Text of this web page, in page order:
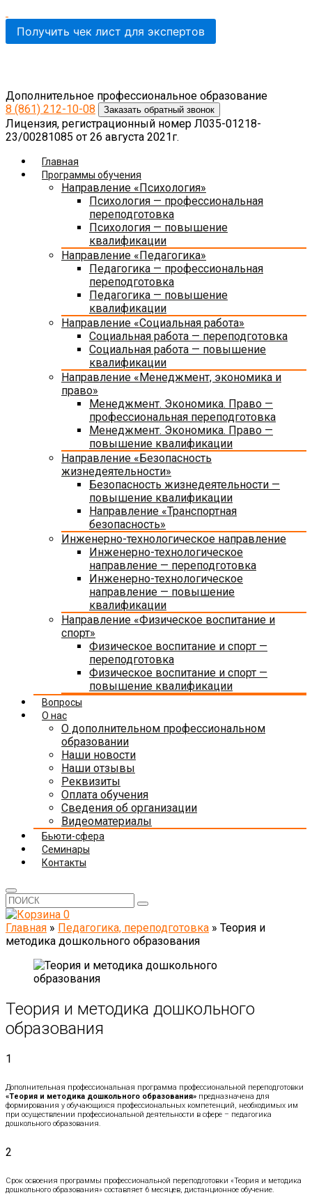
Получить чек лист для экспертов
Дополнительное профессиональное образование
8 (861) 212-10-08 Заказать обратный звонок
Лицензия, регистрационный номер Л035-01218-
23/00281085 от 26 августа 2021г.
Главная
Программы обучения
Направление «Психология»
Психология — профессиональная
переподготовка
Психология — повышение
квалификации
Направление «Педагогика»
Педагогика — профессиональная
переподготовка
Педагогика — повышение
квалификации
Направление «Социальная работа»
Социальная работа — переподготовка
Социальная работа — повышение
квалификации
Направление «Менеджмент, экономика и
право»
Менеджмент. Экономика. Право —
профессиональная переподготовка
Менеджмент. Экономика. Право —
повышение квалификации
Направление «Безопасность
жизнедеятельности»
Безопасность жизнедеятельности —
повышение квалификации
Направление «Транспортная
безопасность»
Инженерно-технологическое направление
Инженерно-технологическое
направление — переподготовка
Инженерно-технологическое
направление — повышение
квалификации
Направление «Физическое воспитание и
спорт»
Физическое воспитание и спорт —
переподготовка
Физическое воспитание и спорт —
повышение квалификации
Вопросы
О нас
О дополнительном профессиональном
образовании
Наши новости
Наши отзывы
Реквизиты
Оплата обучения
Сведения об организации
Видеоматериалы
Бьюти-сфера
Семинары
Контакты
0
Главная » Педагогика, переподготовка » Теория и
методика дошкольного образования
Теория и методика дошкольного
образования
1
Дополнительная профессиональная программа профессиональной переподготовки
«Теория и методика дошкольного образования» предназначена для
формирования у обучающихся профессиональных компетенций, необходимых им
при осуществлении профессиональной деятельности в сфере – педагогика
дошкольного образования.
2
Срок освоения программы профессиональной переподготовки «Теория и методика
дошкольного образования» составляет 6 месяцев, дистанционное обучение.